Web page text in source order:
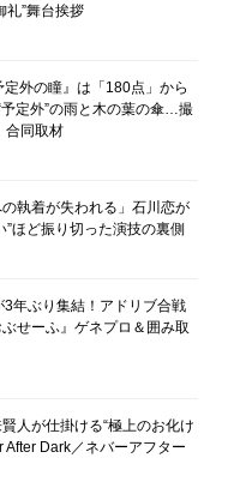
礼”舞台挨拶
定外の瞳』は「180点」から
予定外”の雨と木の葉の傘…撮
合同取材
執着が失われる」石川恋が
”ほど振り切った演技の裏側
年ぶり集結！アドリブ合戦
せーふ』ゲネプロ＆囲み取
人が仕掛ける“極上のお化け
After Dark／ネバーアフター